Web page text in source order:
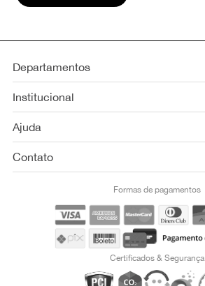
Departamentos
Institucional
Ajuda
Contato
Formas de pagamentos
Certificados & Segurança